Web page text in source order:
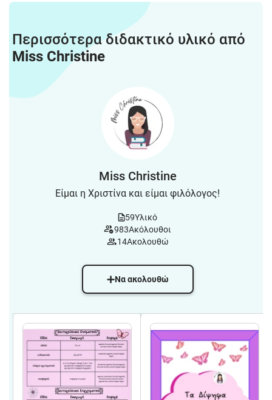
Περισσότερα διδακτικό υλικό από
Miss Christine
Miss Christine
Είμαι η Χριστίνα και είμαι φιλόλογος!
59Υλικό
983Ακόλουθοι
14Ακολουθώ
Να ακολουθώ